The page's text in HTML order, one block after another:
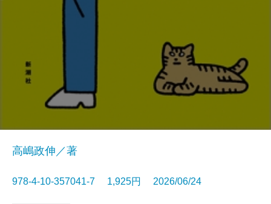
高嶋政伸／著
978-4-10-357041-7 1,925円 2026/06/24